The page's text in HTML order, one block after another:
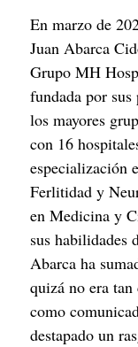
En marzo de
Juan Abarca
Grupo MH
fundada por
los mayores
con 16
especialización
Ferlitidad y
en Medicina y
sus habilidades
Abarca ha
quizá no era
como
destapado un